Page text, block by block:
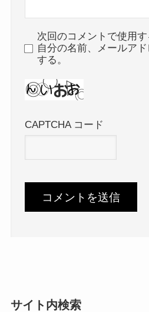
次回のコメントで使用
自分の名前、メールア
する。
CAPTCHA コード
サイト内検索